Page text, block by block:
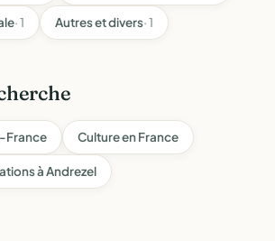
· 1 Autres et divers· 1
France Culture en France
à Andrezel